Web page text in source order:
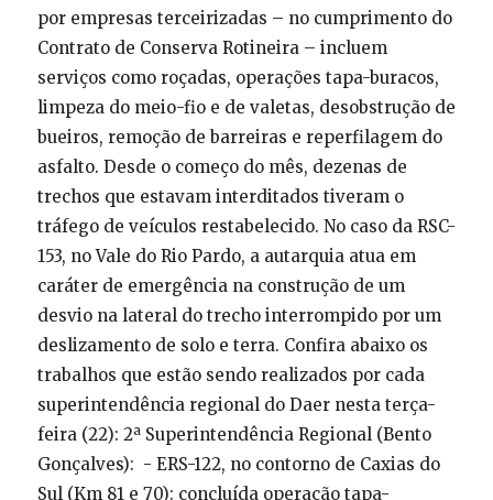
por empresas terceirizadas – no cumprimento do
Contrato de Conserva Rotineira – incluem
serviços como roçadas, operações tapa-buracos,
limpeza do meio-fio e de valetas, desobstrução de
bueiros, remoção de barreiras e reperfilagem do
asfalto. Desde o começo do mês, dezenas de
trechos que estavam interditados tiveram o
tráfego de veículos restabelecido. No caso da RSC-
153, no Vale do Rio Pardo, a autarquia atua em
caráter de emergência na construção de um
desvio na lateral do trecho interrompido por um
deslizamento de solo e terra. Confira abaixo os
trabalhos que estão sendo realizados por cada
superintendência regional do Daer nesta terça-
feira (22): 2ª Superintendência Regional (Bento
Gonçalves): - ERS-122, no contorno de Caxias do
Sul (Km 81 e 70): concluída operação tapa-